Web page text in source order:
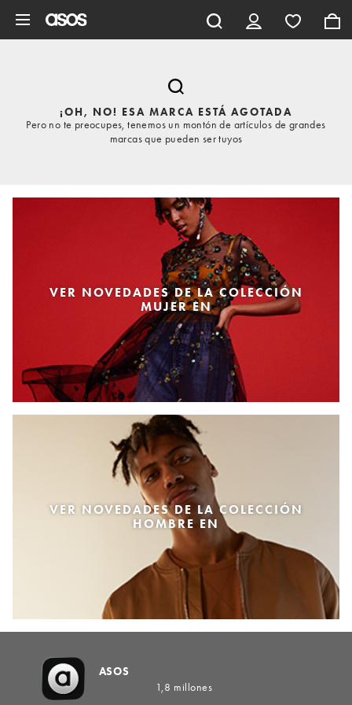
¡OH, NO! ESA MARCA ESTÁ AGOTADA
Pero no te preocupes, tenemos un montón de artículos de grandes
marcas que pueden ser tuyos
VER NOVEDADES DE LA COLECCIÓN
MUJER EN
VER NOVEDADES DE LA COLECCIÓN
HOMBRE EN
ASOS
1,8 millones